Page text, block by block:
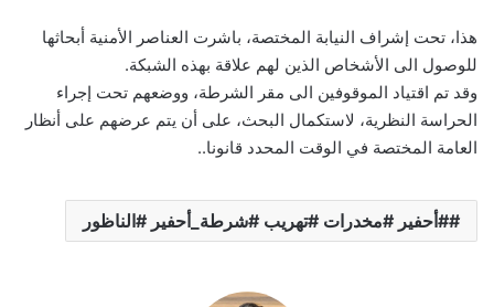
هذا، تحت إشراف النيابة المختصة، باشرت العناصر الأمنية أبحاثها
للوصول الى الأشخاص الذين لهم علاقة بهذه الشبكة.
وقد تم اقتياد الموقوفين الى مقر الشرطة، ووضعهم تحت إجراء
الحراسة النظرية، لاستكمال البحث، على أن يتم عرضهم على أنظار
العامة المختصة في الوقت المحدد قانونا..
#أحفير #مخدرات #تهريب #شرطة_أحفير #الناظور